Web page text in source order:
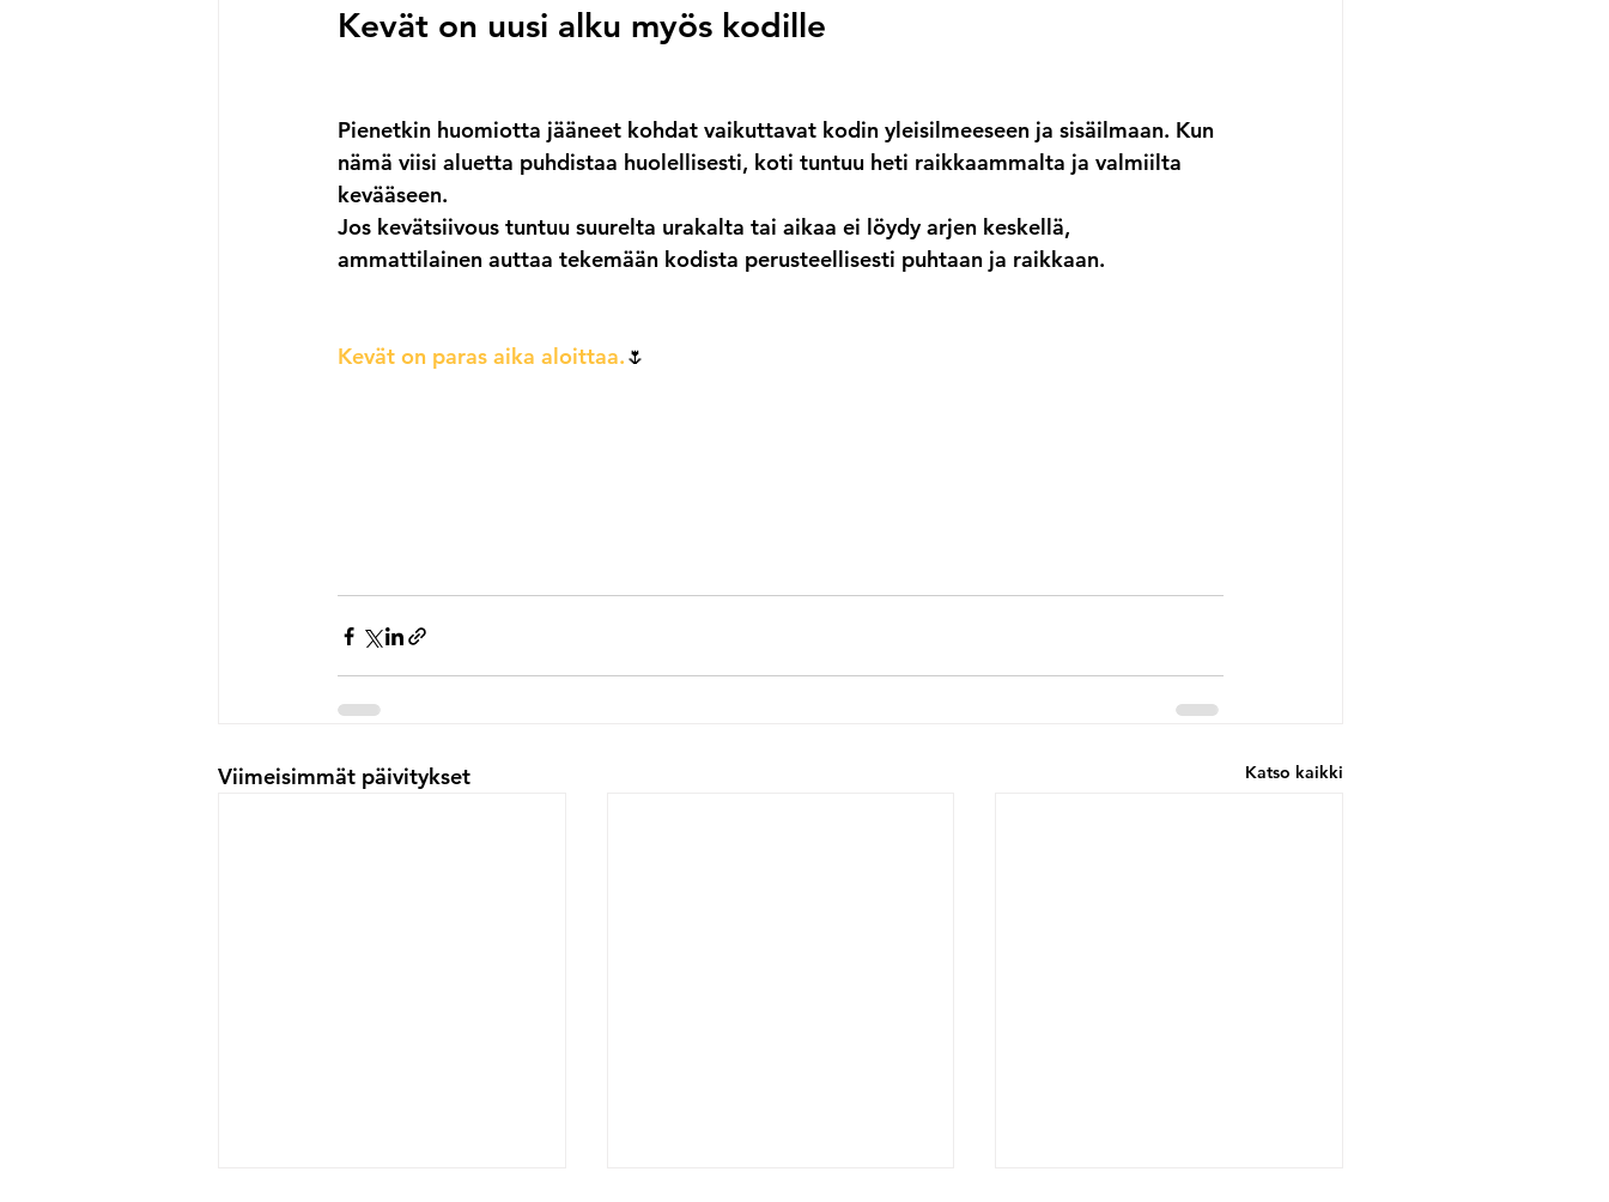
Kevät on uusi alku myös kodille
Pienetkin huomiotta jääneet kohdat vaikuttavat kodin yleisilmeeseen ja sisäilmaan. Kun
nämä viisi aluetta puhdistaa huolellisesti, koti tuntuu heti raikkaammalta ja valmiilta
kevääseen.
Jos kevätsiivous tuntuu suurelta urakalta tai aikaa ei löydy arjen keskellä,
ammattilainen auttaa tekemään kodista perusteellisesti puhtaan ja raikkaan.
Kevät on paras aika aloittaa.🌷
Viimeisimmät päivitykset Katso kaikki